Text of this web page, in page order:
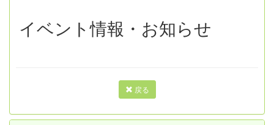
イベント情報・お知らせ
戻る